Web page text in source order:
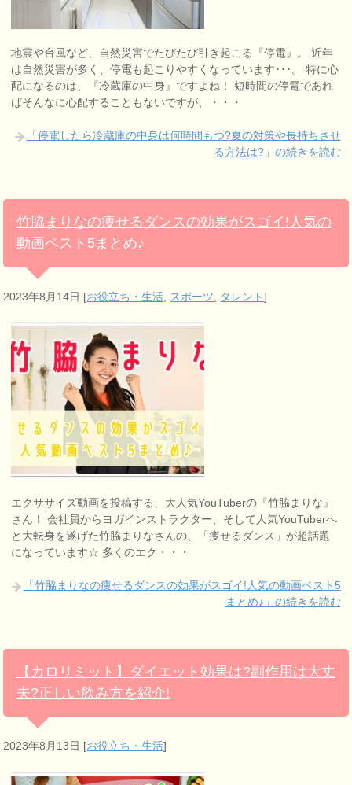
地震や台風など、自然災害でたびたび引き起こる『停電』。 近年
は自然災害が多く、停電も起こりやすくなっています･･･。 特に心
配になるのは、『冷蔵庫の中身』ですよね！ 短時間の停電であれ
ばそんなに心配することもないですが、・・・
「停電したら冷蔵庫の中身は何時間もつ?夏の対策や長持ちさせ
る方法は?」の続きを読む
竹脇まりなの痩せるダンスの効果がスゴイ!人気の
動画ベスト5まとめ♪
2023年8月14日 [お役立ち・生活 スポーツ タレント]
エクササイズ動画を投稿する、大人気YouTuberの『竹脇まりな』
さん！ 会社員からヨガインストラクター、そして人気YouTuberへ
と大転身を遂げた竹脇まりなさんの、「痩せるダンス」が超話題
になっています☆ 多くのエク・・・
「竹脇まりなの痩せるダンスの効果がスゴイ!人気の動画ベスト5
まとめ♪」の続きを読む
【カロリミット】ダイエット効果は?副作用は大丈
夫?正しい飲み方を紹介!
2023年8月13日 [お役立ち・生活]